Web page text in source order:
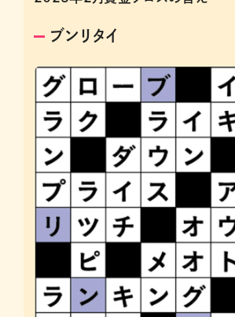
ブンリタイ